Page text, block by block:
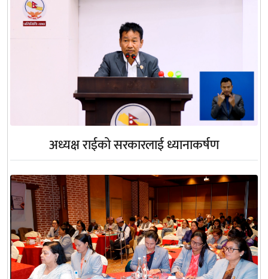
अध्यक्ष राईको सरकारलाई ध्यानाकर्षण